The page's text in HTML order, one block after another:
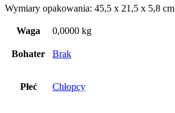
Wymiary opakowania: 45,5 x 21,5 x 5,8 cm
Waga 0,0000 kg
Bohater Brak
Płeć Chłopcy